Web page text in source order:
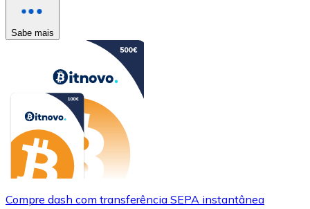
Sabe mais
Compre dash com transferência SEPA instantânea